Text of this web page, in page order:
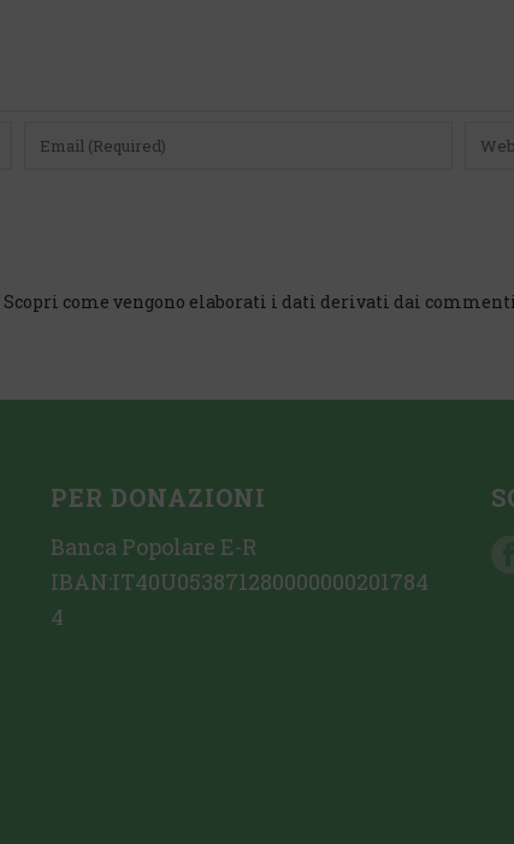
Scopri come vengono elaborati i dati derivati dai
PER DONAZIONI
Banca Popolare E-R
IBAN:IT40U053871280000000201784
4